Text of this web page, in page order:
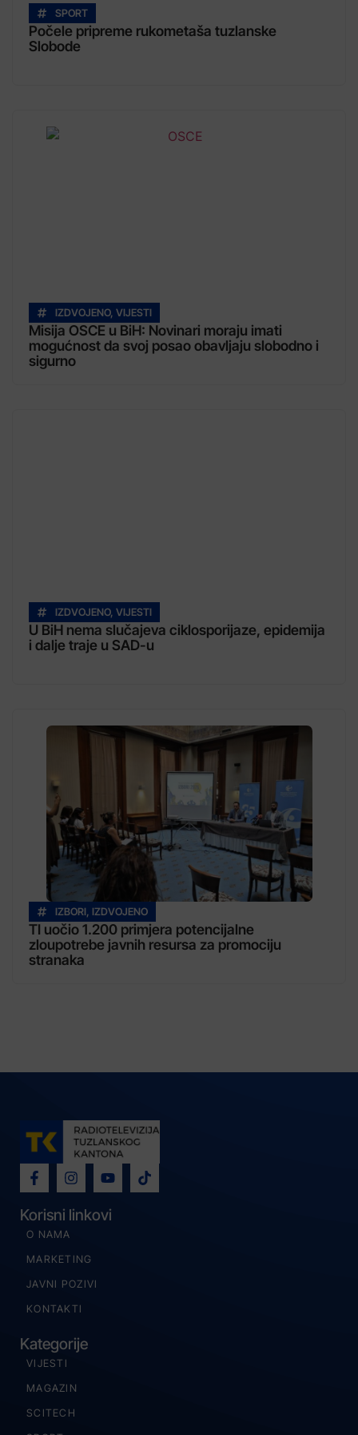
SPORT
Počele pripreme rukometaša tuzlanske
Slobode
IZDVOJENO, VIJESTI
Misija OSCE u BiH: Novinari moraju imati
mogućnost da svoj posao obavljaju slobodno i
sigurno
IZDVOJENO, VIJESTI
U BiH nema slučajeva ciklosporijaze, epidemija
i dalje traje u SAD-u
IZBORI, IZDVOJENO
TI uočio 1.200 primjera potencijalne
zloupotrebe javnih resursa za promociju
stranaka
Korisni linkovi
O NAMA
MARKETING
JAVNI POZIVI
KONTAKTI
Kategorije
VIJESTI
MAGAZIN
SCITECH